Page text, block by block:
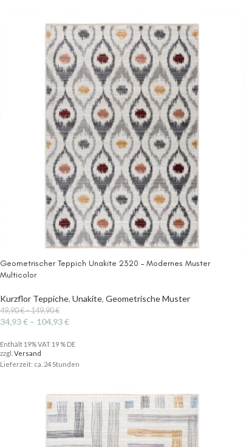
Geometrischer Teppich Unakite 2320 – Modernes Muster
Multicolor
Kurzflor Teppiche, Unakite, Geometrische Muster
49,90€–149,90€
34,93€ – 104,93€
Enthält 19% VAT 19 % DE
zzgl. Versand
Lieferzeit: ca. 24 Stunden